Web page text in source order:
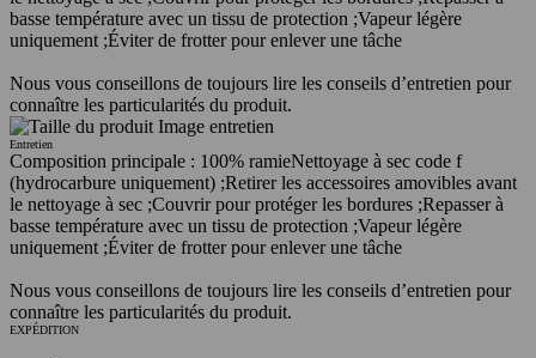
basse température avec un tissu de protection ;Vapeur légère
uniquement ;Éviter de frotter pour enlever une tâche
Nous vous conseillons de toujours lire les conseils d’entretien pour
connaître les particularités du produit.
Entretien
Composition principale : 100% ramieNettoyage à sec code f
(hydrocarbure uniquement) ;Retirer les accessoires amovibles avant
le nettoyage à sec ;Couvrir pour protéger les bordures ;Repasser à
basse température avec un tissu de protection ;Vapeur légère
uniquement ;Éviter de frotter pour enlever une tâche
Nous vous conseillons de toujours lire les conseils d’entretien pour
connaître les particularités du produit.
EXPÉDITION